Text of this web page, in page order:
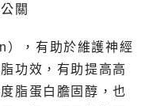
關
，有助於維護神經
功效，有助提高高
脂蛋白膽固醇，也